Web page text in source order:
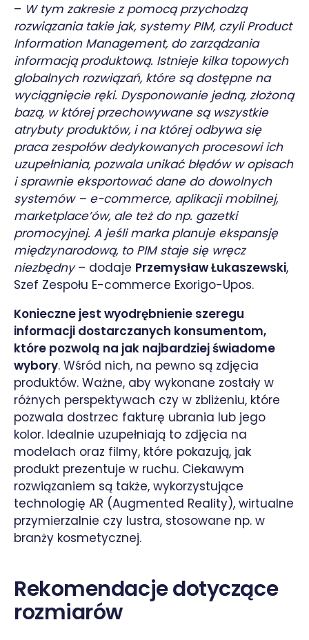
– W tym zakresie z pomocą przychodzą
rozwiązania takie jak, systemy PIM, czyli Product
Information Management, do zarządzania
informacją produktową. Istnieje kilka topowych
globalnych rozwiązań, które są dostępne na
wyciągnięcie ręki. Dysponowanie jedną, złożoną
bazą, w której przechowywane są wszystkie
atrybuty produktów, i na której odbywa się
praca zespołów dedykowanych procesowi ich
uzupełniania, pozwala unikać błędów w opisach
i sprawnie eksportować dane do dowolnych
systemów – e-commerce, aplikacji mobilnej,
marketplace’ów, ale też do np. gazetki
promocyjnej. A jeśli marka planuje ekspansję
międzynarodową, to PIM staje się wręcz
niezbędny– dodaje Przemysław Łukaszewski,
Szef Zespołu E-commerce Exorigo-Upos.
Konieczne jest wyodrębnienie szeregu
informacji dostarczanych konsumentom,
które pozwolą na jak najbardziej świadome
wybory. Wśród nich, na pewno są zdjęcia
produktów. Ważne, aby wykonane zostały w
różnych perspektywach czy w zbliżeniu, które
pozwala dostrzec fakturę ubrania lub jego
kolor. Idealnie uzupełniają to zdjęcia na
modelach oraz filmy, które pokazują, jak
produkt prezentuje w ruchu. Ciekawym
rozwiązaniem są także, wykorzystujące
technologię AR (Augmented Reality), wirtualne
przymierzalnie czy lustra, stosowane np. w
branży kosmetycznej.
Rekomendacje dotyczące
rozmiarów